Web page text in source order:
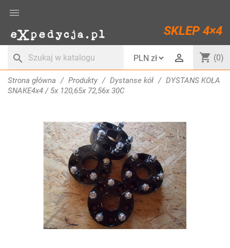

SKLEP 4×4
search  shopping_cart (0)
Strona główna Produkty Dystanse kół
DYSTANS KOŁA
SNAKE4x4 / 5x 120,65x 72,56x 30C